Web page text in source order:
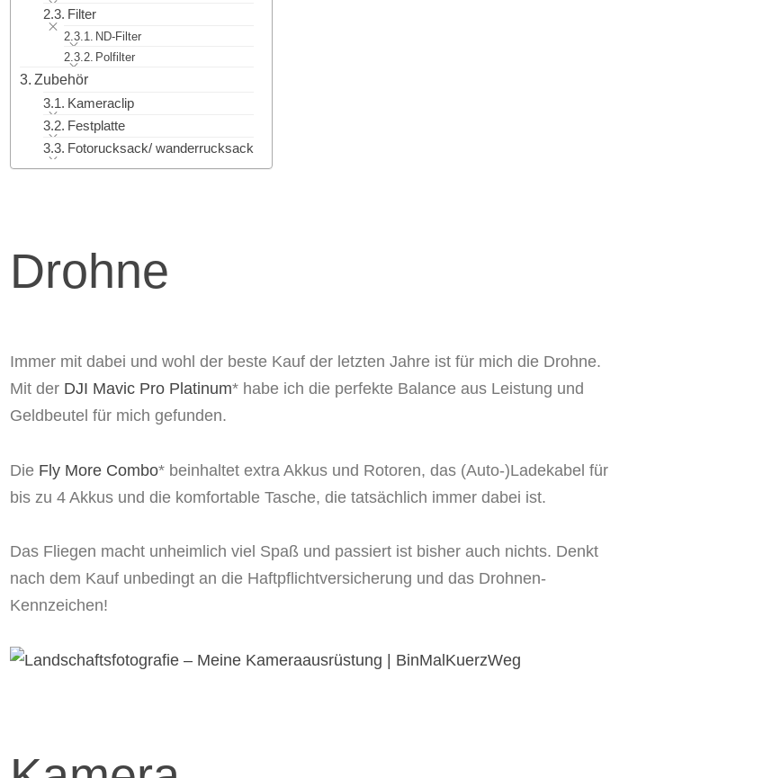
Filter
ND-Filter
Polfilter
Zubehör
Kameraclip
Festplatte
Fotorucksack/ wanderrucksack
Drohne
Immer mit dabei und wohl der beste Kauf der letzten Jahre ist für mich die Drohne.
Mit der DJI Mavic Pro Platinum* habe ich die perfekte Balance aus Leistung und
Geldbeutel für mich gefunden.
Die Fly More Combo* beinhaltet extra Akkus und Rotoren, das (Auto-)Ladekabel für
bis zu 4 Akkus und die komfortable Tasche, die tatsächlich immer dabei ist.
Das Fliegen macht unheimlich viel Spaß und passiert ist bisher auch nichts. Denkt
nach dem Kauf unbedingt an die Haftpflichtversicherung und das Drohnen-
Kennzeichen!